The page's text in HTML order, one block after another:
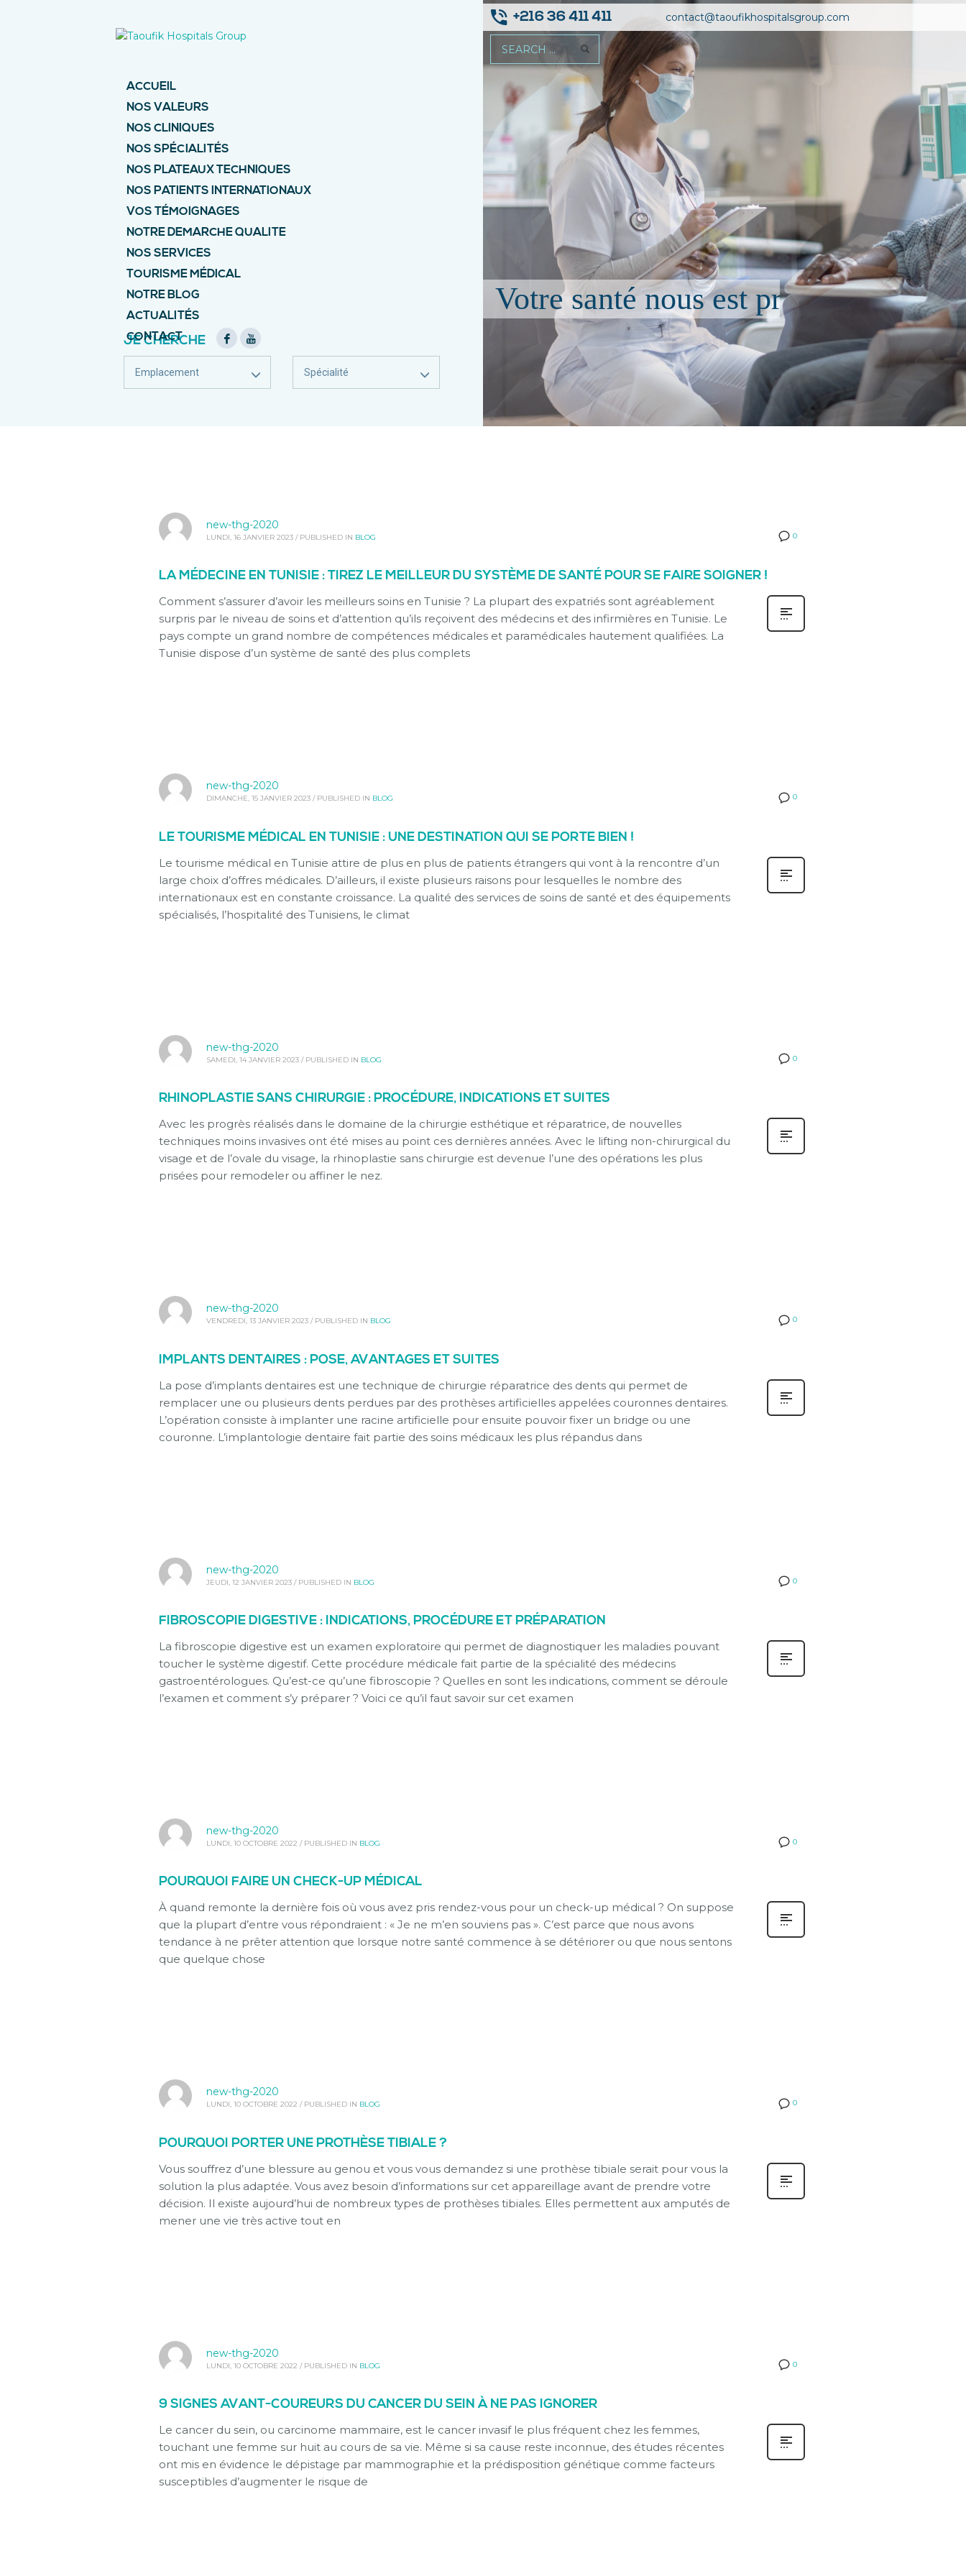
+216 36 411 411 contact@taoufikhospitalsgroup.com
ACCUEIL
NOS VALEURS
NOS CLINIQUES
NOS SPÉCIALITÉS
NOS PLATEAUX TECHNIQUES
NOS PATIENTS INTERNATIONAUX
VOS TÉMOIGNAGES
NOTRE DEMARCHE QUALITE
NOS SERVICES
TOURISME MÉDICAL
NOTRE BLOG
ACTUALITÉS
CONTACT
JE CHERCHE
Emplacement Spécialité
0
new-thg-2020
LUNDI, 16 JANVIER 2023 / PUBLISHED IN BLOG
LA MÉDECINE EN TUNISIE : TIREZ LE MEILLEUR DU SYSTÈME DE SANTÉ POUR SE FAIRE SOIGNER !
Comment s’assurer d’avoir les meilleurs soins en Tunisie ? La plupart des expatriés sont agréablement
surpris par le niveau de soins et d’attention qu’ils reçoivent des médecins et des infirmières en Tunisie. Le
pays compte un grand nombre de compétences médicales et paramédicales hautement qualifiées. La
Tunisie dispose d’un système de santé des plus complets
0
new-thg-2020
DIMANCHE, 15 JANVIER 2023 / PUBLISHED IN BLOG
LE TOURISME MÉDICAL EN TUNISIE : UNE DESTINATION QUI SE PORTE BIEN !
Le tourisme médical en Tunisie attire de plus en plus de patients étrangers qui vont à la rencontre d’un
large choix d’offres médicales. D’ailleurs, il existe plusieurs raisons pour lesquelles le nombre des
internationaux est en constante croissance. La qualité des services de soins de santé et des équipements
spécialisés, l’hospitalité des Tunisiens, le climat
0
new-thg-2020
SAMEDI, 14 JANVIER 2023 / PUBLISHED IN BLOG
RHINOPLASTIE SANS CHIRURGIE : PROCÉDURE, INDICATIONS ET SUITES
Avec les progrès réalisés dans le domaine de la chirurgie esthétique et réparatrice, de nouvelles
techniques moins invasives ont été mises au point ces dernières années. Avec le lifting non-chirurgical du
visage et de l’ovale du visage, la rhinoplastie sans chirurgie est devenue l’une des opérations les plus
prisées pour remodeler ou affiner le nez.
0
new-thg-2020
VENDREDI, 13 JANVIER 2023 / PUBLISHED IN BLOG
IMPLANTS DENTAIRES : POSE, AVANTAGES ET SUITES
La pose d’implants dentaires est une technique de chirurgie réparatrice des dents qui permet de
remplacer une ou plusieurs dents perdues par des prothèses artificielles appelées couronnes dentaires.
L’opération consiste à implanter une racine artificielle pour ensuite pouvoir fixer un bridge ou une
couronne. L’implantologie dentaire fait partie des soins médicaux les plus répandus dans
0
new-thg-2020
JEUDI, 12 JANVIER 2023 / PUBLISHED IN BLOG
FIBROSCOPIE DIGESTIVE : INDICATIONS, PROCÉDURE ET PRÉPARATION
La fibroscopie digestive est un examen exploratoire qui permet de diagnostiquer les maladies pouvant
toucher le système digestif. Cette procédure médicale fait partie de la spécialité des médecins
gastroentérologues. Qu’est-ce qu’une fibroscopie ? Quelles en sont les indications, comment se déroule
l’examen et comment s’y préparer ? Voici ce qu’il faut savoir sur cet examen
0
new-thg-2020
LUNDI, 10 OCTOBRE 2022 / PUBLISHED IN BLOG
POURQUOI FAIRE UN CHECK-UP MÉDICAL
À quand remonte la dernière fois où vous avez pris rendez-vous pour un check-up médical ? On suppose
que la plupart d’entre vous répondraient : « Je ne m’en souviens pas ». C’est parce que nous avons
tendance à ne prêter attention que lorsque notre santé commence à se détériorer ou que nous sentons
que quelque chose
0
new-thg-2020
LUNDI, 10 OCTOBRE 2022 / PUBLISHED IN BLOG
POURQUOI PORTER UNE PROTHÈSE TIBIALE ?
Vous souffrez d’une blessure au genou et vous vous demandez si une prothèse tibiale serait pour vous la
solution la plus adaptée. Vous avez besoin d’informations sur cet appareillage avant de prendre votre
décision. Il existe aujourd’hui de nombreux types de prothèses tibiales. Elles permettent aux amputés de
mener une vie très active tout en
0
new-thg-2020
LUNDI, 10 OCTOBRE 2022 / PUBLISHED IN BLOG
9 SIGNES AVANT-COUREURS DU CANCER DU SEIN À NE PAS IGNORER
Le cancer du sein, ou carcinome mammaire, est le cancer invasif le plus fréquent chez les femmes,
touchant une femme sur huit au cours de sa vie. Même si sa cause reste inconnue, des études récentes
ont mis en évidence le dépistage par mammographie et la prédisposition génétique comme facteurs
susceptibles d’augmenter le risque de